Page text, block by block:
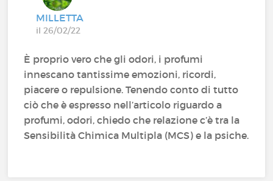
MILLETTA
il 26/02/22
È proprio vero che gli odori, i profumi
innescano tantissime emozioni, ricordi,
piacere o repulsione. Tenendo conto di tutto
ciò che è espresso nell’articolo riguardo a
profumi, odori, chiedo che relazione c’è tra la
Sensibilità Chimica Multipla (MCS) e la psiche.